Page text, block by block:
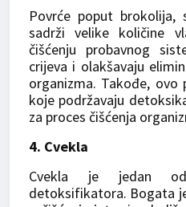
Povrće poput brokolija,
sadrži velike količine
čišćenju probavnog
crijeva i olakšavaju
organizma. Takođe, ovo
koje podržavaju
za proces čišćenja
4. Cvekla
Cvekla je jedan
detoksifikatora. Bogata